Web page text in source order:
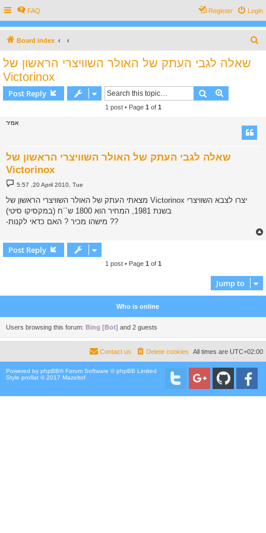
FAQ Login
Register
Board index
שאלה לגבי העתק של האולר השוויצרי הראשון של
Victorinox
Post Reply Search
1 post • Page 1 of 1
אמיר
שאלה לגבי העתק של האולר השוויצרי הראשון של
Victorinox
P
o
t
5:57 ,20 April 2010, Tue
מצאתי העתק של האולר השוויצרי הראשון של Victorinox יצרו לצבא השוויצרי
בשנת 1981, המחיר הוא 1800 ש´´ח (במקסיקו סיטי)
-מישהו מכיר ? האם כדאי לקנות ??
Post Reply
1 post • Page 1 of 1
Jump to
Who is online
Users browsing this forum: Bing [Bot] and 2 guests
All times are UTC+02:00
Delete cookies
Contact us
Powered by phpBB® Forum Software © phpBB Limited
Style proflat © 2017 Mazeltof